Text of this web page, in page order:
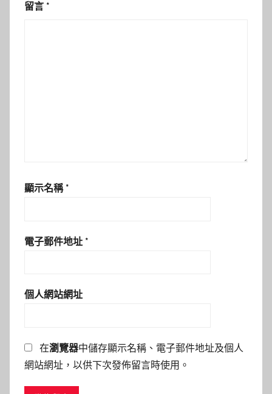
留言 *
顯示名稱 *
電子郵件地址 *
個人網站網址
在瀏覽器中儲存顯示名稱、電子郵件地址及個人
網站網址，以供下次發佈留言時使用。